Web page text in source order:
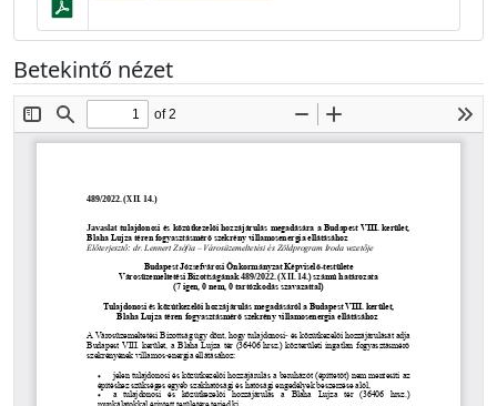
Betekintő nézet